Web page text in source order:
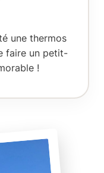
une thermos
faire un petit-
!